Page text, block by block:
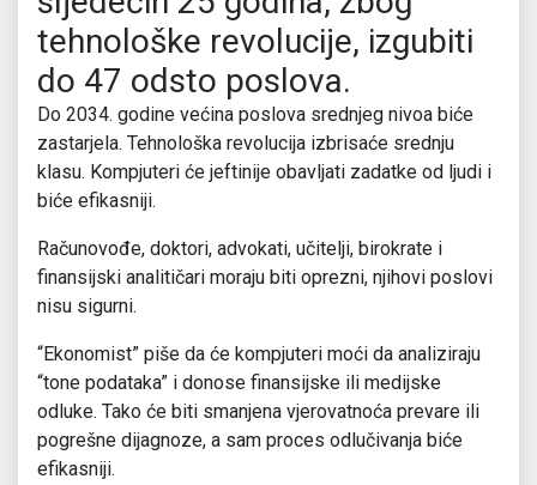
tehnološke revolucije, izgubiti
do 47 odsto poslova.
Do 2034. godine većina poslova srednjeg nivoa biće
zastarjela. Tehnološka revolucija izbrisaće srednju
klasu. Kompjuteri će jeftinije obavljati zadatke od ljudi i
biće efikasniji.
Računovođe, doktori, advokati, učitelji, birokrate i
finansijski analitičari moraju biti oprezni, njihovi poslovi
nisu sigurni.
“Ekonomist” piše da će kompjuteri moći da analiziraju
“tone podataka” i donose finansijske ili medijske
odluke. Tako će biti smanjena vjerovatnoća prevare ili
pogrešne dijagnoze, a sam proces odlučivanja biće
efikasniji.